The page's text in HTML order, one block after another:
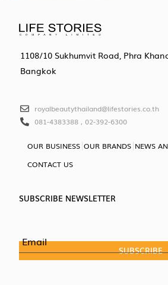
1108/10 Sukhumvit Road, Phra
Bangkok
royalbeautythailand@lifestories.co.th
081-4383388 , 02-392-6300
OUR BUSINESS OUR BRANDS NEWS
CONTACT US
SUBSCRIBE NEWSLETTER